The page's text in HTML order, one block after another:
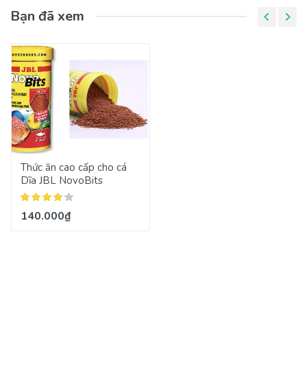
Bạn đã xem
Thức ăn cao cấp cho cá
Dĩa JBL NovoBits
140.000₫